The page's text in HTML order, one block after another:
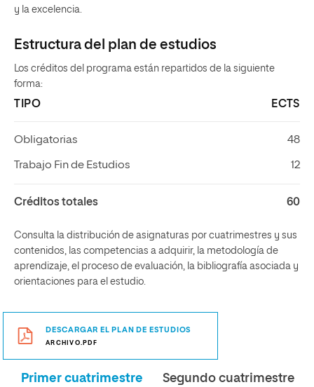
y la excelencia.
Estructura del plan de estudios
Los créditos del programa están repartidos de la siguiente
forma:
TIPO ECTS
Obligatorias 48
Trabajo Fin de Estudios 12
Créditos totales 60
Consulta la distribución de asignaturas por cuatrimestres y sus
contenidos, las competencias a adquirir, la metodología de
aprendizaje, el proceso de evaluación, la bibliografía asociada y
orientaciones para el estudio.
DESCARGAR EL PLAN DE ESTUDIOS
ARCHIVO.PDF
Primer cuatrimestre Segundo cuatrimestre